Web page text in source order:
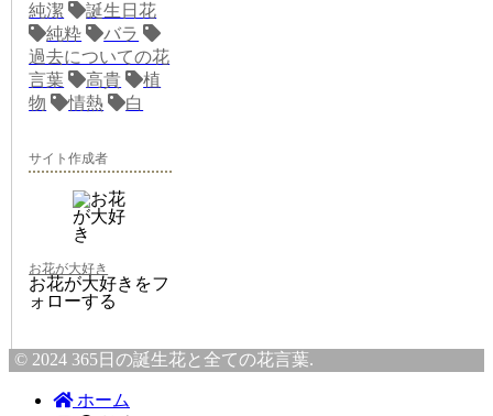
純潔
誕生日花
純粋
バラ
過去についての花
言葉
高貴
植
物
情熱 白
サイト作成者
お花が大好き
お花が大好きをフ
ォローする
© 2024 365日の誕生花と全ての花言葉.
ホーム